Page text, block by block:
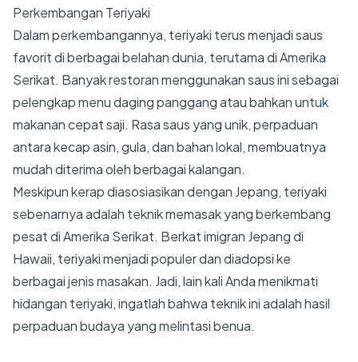
Perkembangan Teriyaki
Dalam perkembangannya, teriyaki terus menjadi saus
favorit di berbagai belahan dunia, terutama di Amerika
Serikat. Banyak restoran menggunakan saus ini sebagai
pelengkap menu daging panggang atau bahkan untuk
makanan cepat saji. Rasa saus yang unik, perpaduan
antara kecap asin, gula, dan bahan lokal, membuatnya
mudah diterima oleh berbagai kalangan.
Meskipun kerap diasosiasikan dengan Jepang, teriyaki
sebenarnya adalah teknik memasak yang berkembang
pesat di Amerika Serikat. Berkat imigran Jepang di
Hawaii, teriyaki menjadi populer dan diadopsi ke
berbagai jenis masakan. Jadi, lain kali Anda menikmati
hidangan teriyaki, ingatlah bahwa teknik ini adalah hasil
perpaduan budaya yang melintasi benua.